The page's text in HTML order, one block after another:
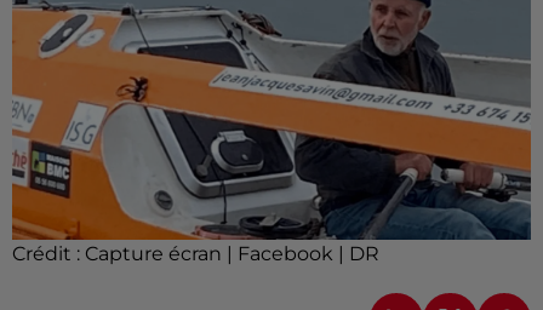
Crédit : Capture écran | Facebook | DR